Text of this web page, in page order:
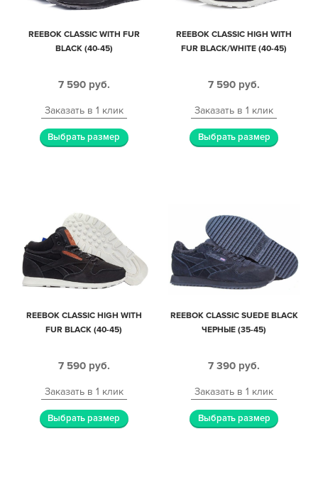
REEBOK CLASSIC WITH FUR
BLACK (40-45)
7 590 руб.
Заказать в 1 клик
Выбрать размер
REEBOK CLASSIC HIGH WITH
FUR BLACK/WHITE (40-45)
7 590 руб.
Заказать в 1 клик
Выбрать размер
REEBOK CLASSIC HIGH WITH
FUR BLACK (40-45)
7 590 руб.
Заказать в 1 клик
Выбрать размер
REEBOK CLASSIC SUEDE BLACK
ЧЕРНЫЕ (35-45)
7 390 руб.
Заказать в 1 клик
Выбрать размер